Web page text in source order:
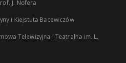
J. Nofera
i Kiejstuta Bacewiczów
Telewizyjna i Teatralna im. L.